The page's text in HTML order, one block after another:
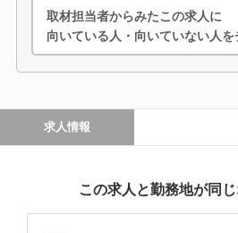
取材担当者からみたこの求人に
向いている人・向いていない人を
求人情報
この求人と勤務地が同